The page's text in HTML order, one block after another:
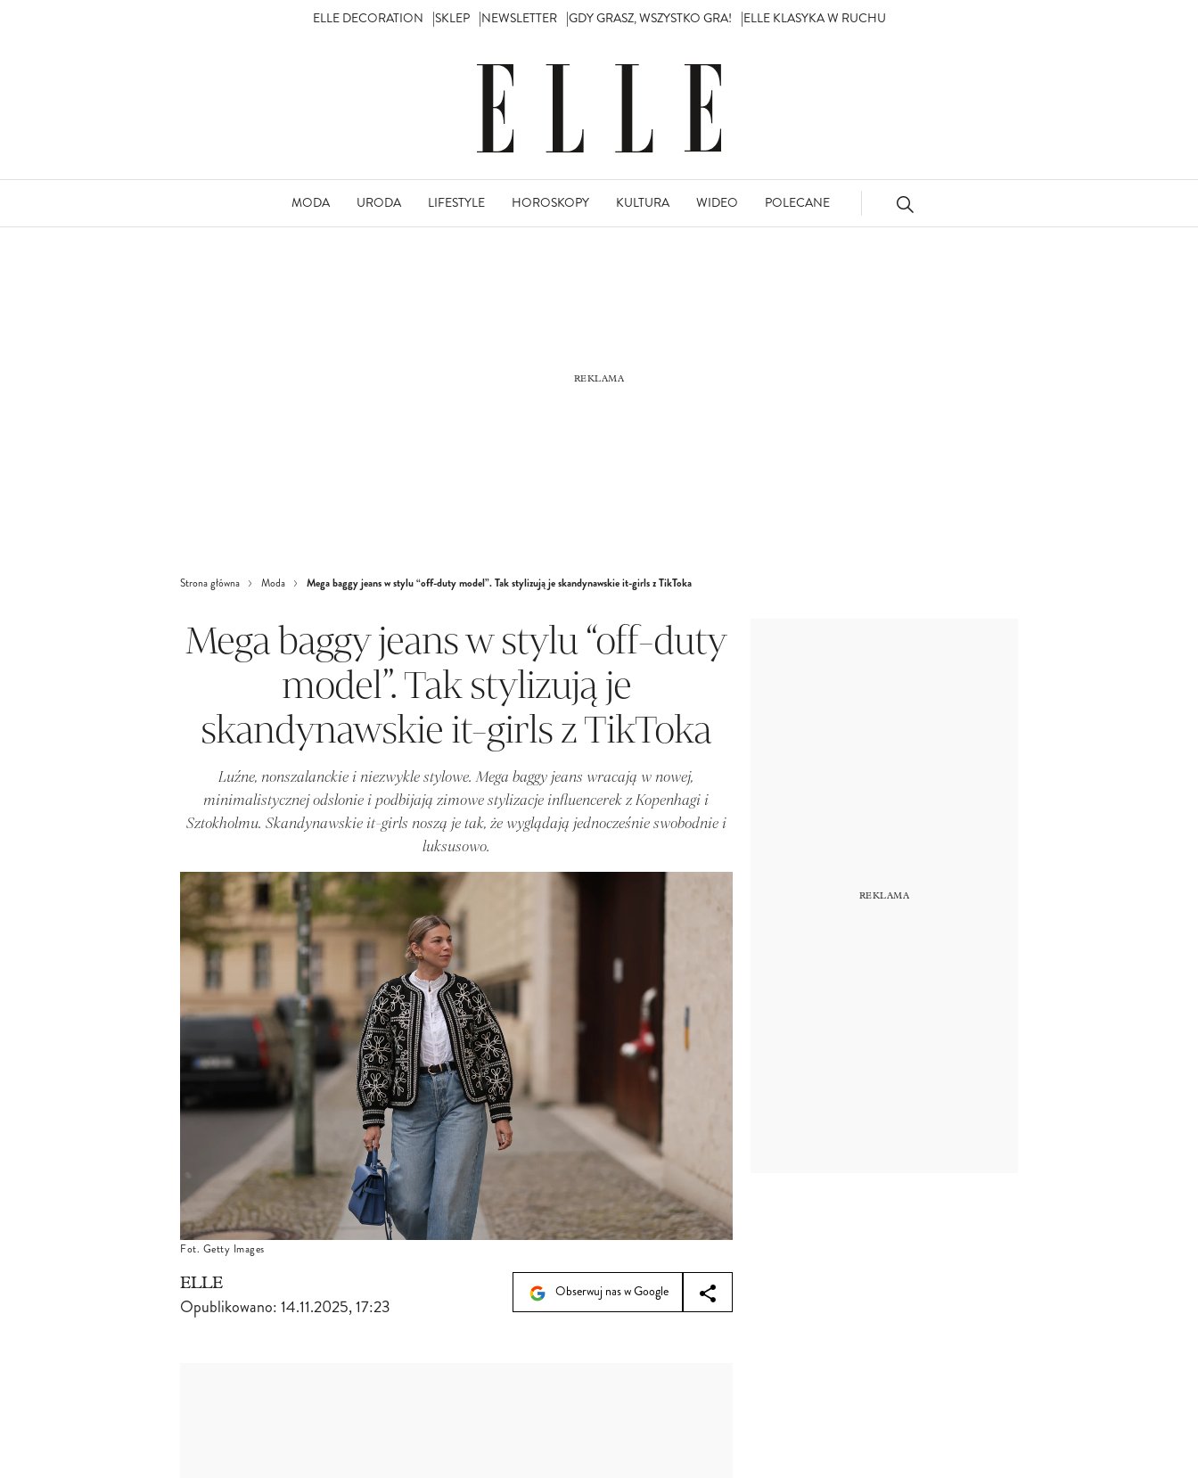
ELLE DECORATION SKLEP NEWSLETTER GDY GRASZ, WSZYSTKO GRA! ELLE KLASYKA W RUCHU
MODA URODA LIFESTYLE HOROSKOPY KULTURA WIDEO POLECANE
Strona główna Moda Mega baggy jeans w stylu “off-duty model”. Tak stylizują je skandynawskie it-girls z TikToka
Mega baggy jeans w stylu “off-duty
model”. Tak stylizują je
skandynawskie it-girls z TikToka
Luźne, nonszalanckie i niezwykle stylowe. Mega baggy jeans wracają w nowej,
minimalistycznej odsłonie i podbijają zimowe stylizacje influencerek z Kopenhagi i
Sztokholmu. Skandynawskie it-girls noszą je tak, że wyglądają jednocześnie swobodnie i
luksusowo.
Fot. Getty Images
ELLE
Opublikowano:14.11.2025, 17:23
Obserwuj nas w Google